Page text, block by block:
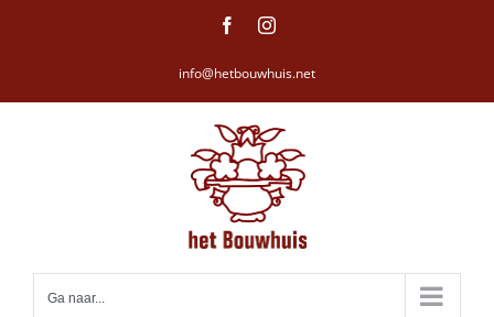
FacebookInstagram
info@hetbouwhuis.net
Ga naar...